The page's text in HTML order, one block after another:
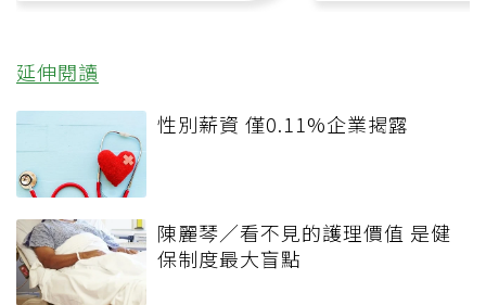
延伸閱讀
性別薪資 僅0.11%企業揭露
陳麗琴／看不見的護理價值 是健
保制度最大盲點